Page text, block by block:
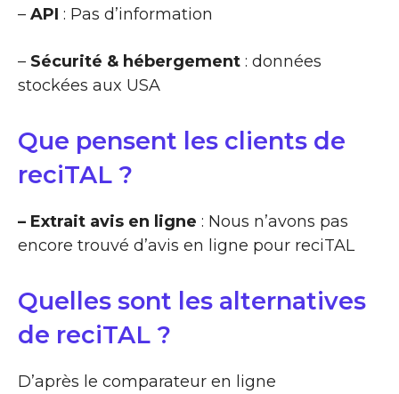
– API : Pas d’information
– Sécurité & hébergement : données
stockées aux USA
Que pensent les clients de
reciTAL ?
– Extrait avis en ligne : Nous n’avons pas
encore trouvé d’avis en ligne pour reciTAL
Quelles sont les alternatives
de reciTAL ?
D’après le comparateur en ligne